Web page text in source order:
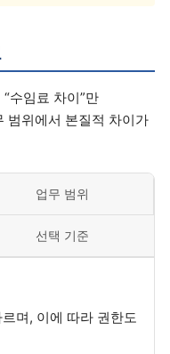
수임료 차이”만
범위에서 본질적 차이가
업무 범위
선택 기준
며, 이에 따라 권한도